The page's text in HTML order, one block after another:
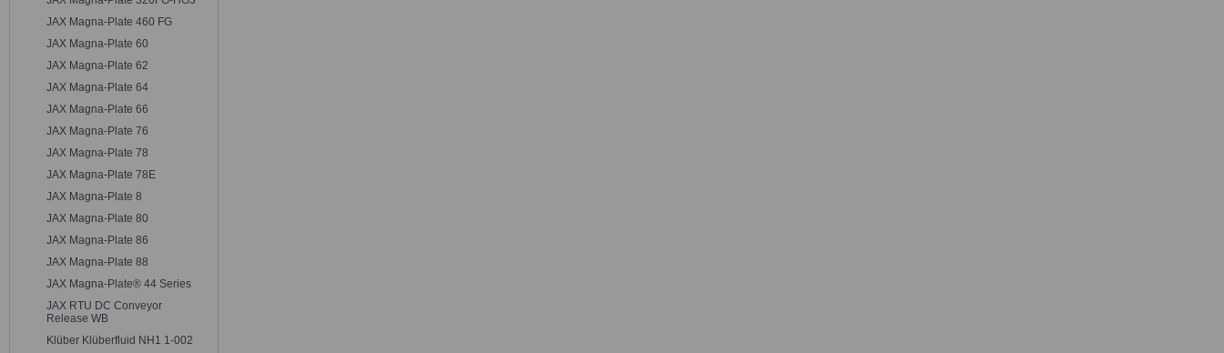
JAX Magna-Plate 460 FG
JAX Magna-Plate 60
JAX Magna-Plate 62
JAX Magna-Plate 64
JAX Magna-Plate 66
JAX Magna-Plate 76
JAX Magna-Plate 78
JAX Magna-Plate 78E
JAX Magna-Plate 8
JAX Magna-Plate 80
JAX Magna-Plate 86
JAX Magna-Plate 88
JAX Magna-Plate® 44 Series
JAX RTU DC Conveyor
Release WB
Klüber Klüberfluid NH1 1-002